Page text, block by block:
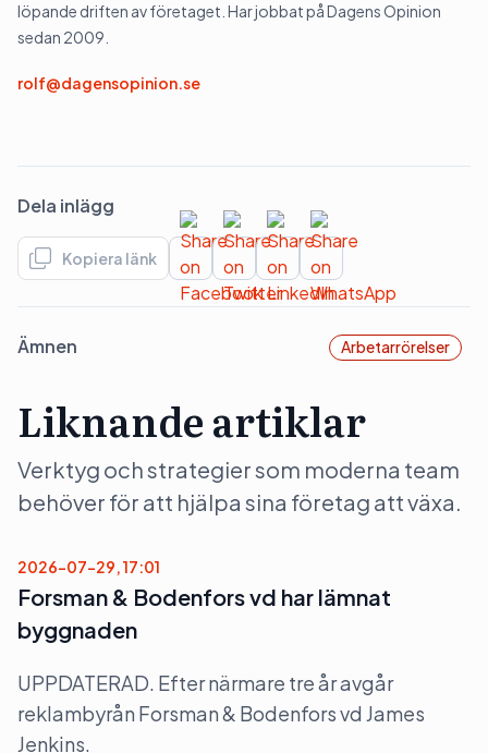
löpande driften av företaget. Har jobbat på Dagens Opinion
sedan 2009.
rolf@dagensopinion.se
Dela inlägg
Kopiera länk
Ämnen Arbetarrörelser
Liknande artiklar
Verktyg och strategier som moderna team
behöver för att hjälpa sina företag att växa.
2026-07-29, 17:01
Forsman & Bodenfors vd har lämnat
byggnaden
UPPDATERAD. Efter närmare tre år avgår
reklambyrån Forsman & Bodenfors vd James
Jenkins.